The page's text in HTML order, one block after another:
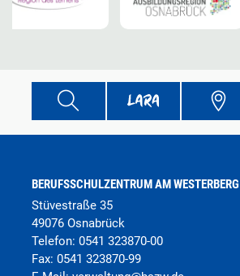
BERUFSSCHULZENTRUM AM WESTERBERG
Stüvestraße 35
49076 Osnabrück
Telefon: 0541 323870-00
Fax: 0541 323870-99